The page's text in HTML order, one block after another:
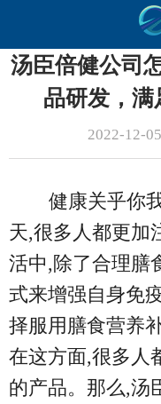
汤臣倍健公司
品研发，
2022-12-
健康关乎你
天,很多人都更加
活中,除了合理膳
式来增强自身免
择服用膳食营养
在这方面,很多人
的产品。那么,汤